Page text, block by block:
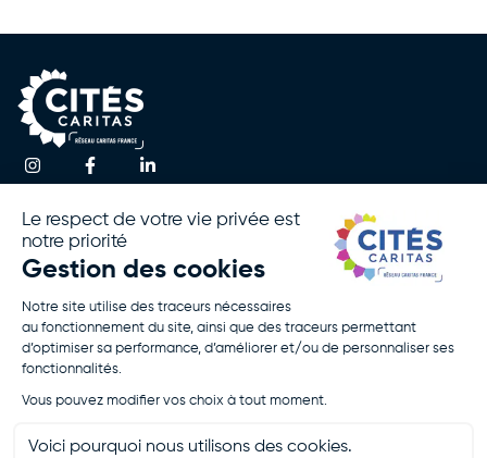
Notre
Association
Activités
Agir Avec
Nous
Rejoignez-
Presse
D’activité
Politique De
Mentions
Contactez-nous
!